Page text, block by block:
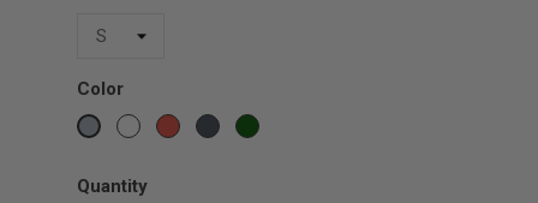
Color
Gris
WhiteRed BlackVert
Quantity